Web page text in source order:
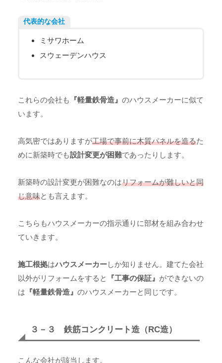
代表的な会社
ミサワホーム
スウェーデンハウス
これらの会社も 『軽量鉄骨造』 のハウスメーカーに似て
います。
高気密ではありますが工場で事前に木質パネルを造るた
めに新築時でも設計変更が困難であったりします。
新築時の設計変更が困難なのはリフォームが難しいと同
じ意味とも言えます。
こちらもハウスメーカーの指示通りに部材を組み合わせ
ていきます。
施工根拠はハウスメーカーしか知りません。建てた会社
以外がリフォームをすると
『工事の保証』 ができないの
は 『軽量鉄骨造』 のハウスメーカーと同じです。
３－３ 鉄筋コンクリート造（RC造）
こんな会社が該当します。